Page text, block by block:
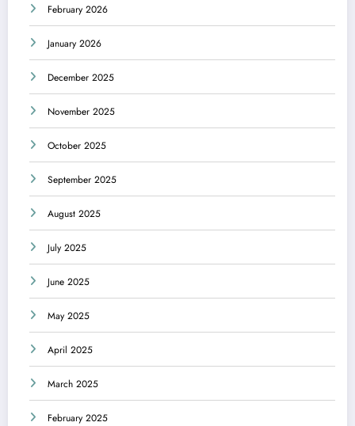
February 2026
January 2026
December 2025
November 2025
October 2025
September 2025
August 2025
July 2025
June 2025
May 2025
April 2025
March 2025
February 2025